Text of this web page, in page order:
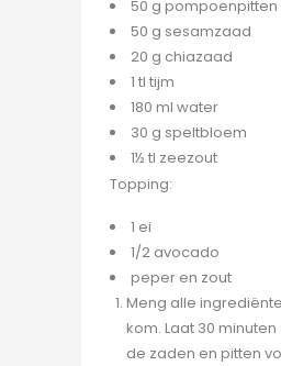
50 g pompoenpitten
50 g sesamzaad
20 g chiazaad
1 tl tijm
180 ml water
30 g speltbloem
1½ tl zeezout
Topping:
1 ei
1/2 avocado
peper en zout
Meng alle
kom. Laat 30
de zaden en pitten